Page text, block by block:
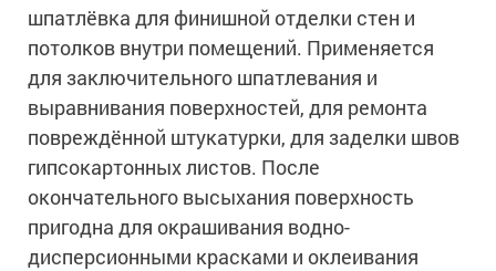
шпатлёвка для финишной отделки стен и
потолков внутри помещений. Применяется
для заключительного шпатлевания и
выравнивания поверхностей, для ремонта
повреждённой штукатурки, для заделки швов
гипсокартонных листов. После
окончательного высыхания поверхность
пригодна для окрашивания водно-
дисперсионными красками и оклеивания